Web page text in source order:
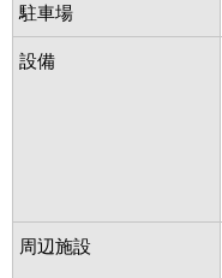
駐車場
設備
周辺施設